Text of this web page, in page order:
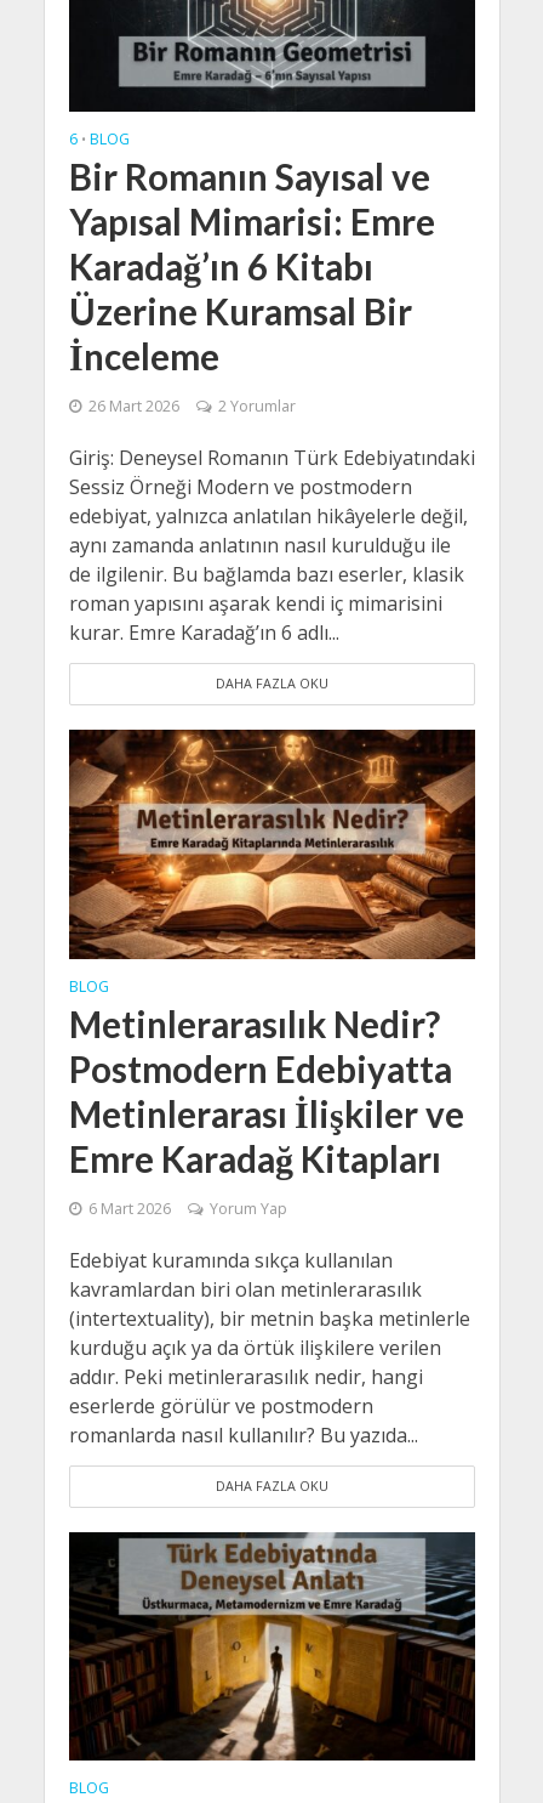
6 • BLOG
Bir Romanın Sayısal ve
Yapısal Mimarisi: Emre
Karadağ’ın 6 Kitabı
Üzerine Kuramsal Bir
İnceleme
26 Mart 2026 2 Yorumlar
Giriş: Deneysel Romanın Türk Edebiyatındaki
Sessiz Örneği Modern ve postmodern
edebiyat, yalnızca anlatılan hikâyelerle değil,
aynı zamanda anlatının nasıl kurulduğu ile
de ilgilenir. Bu bağlamda bazı eserler, klasik
roman yapısını aşarak kendi iç mimarisini
kurar. Emre Karadağ’ın 6 adlı...
DAHA FAZLA OKU
BLOG
Metinlerarasılık Nedir?
Postmodern Edebiyatta
Metinlerarası İlişkiler ve
Emre Karadağ Kitapları
6 Mart 2026 Yorum Yap
Edebiyat kuramında sıkça kullanılan
kavramlardan biri olan metinlerarasılık
(intertextuality), bir metnin başka metinlerle
kurduğu açık ya da örtük ilişkilere verilen
addır. Peki metinlerarasılık nedir, hangi
eserlerde görülür ve postmodern
romanlarda nasıl kullanılır? Bu yazıda...
DAHA FAZLA OKU
BLOG